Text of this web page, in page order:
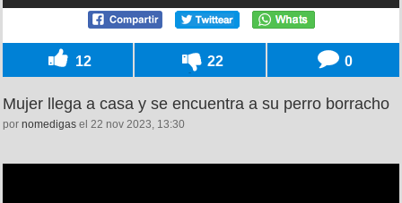
12 22 0
Mujer llega a casa y se encuentra a su perro borracho
por nomedigas el 22 nov 2023, 13:30